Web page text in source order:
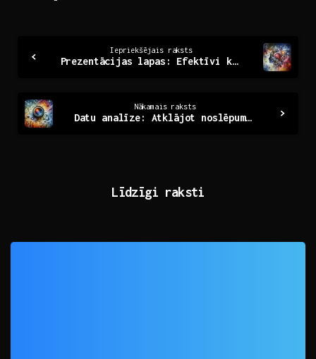
Reading
Iepriekšējais raksts
Prezentācijas lapas: Efektīvi komunikācijas rīki mūsdienās
Nākamais raksts
Datu analīze: Atklājot noslēpumus skaitļos un faktos
Līdzīgi raksti